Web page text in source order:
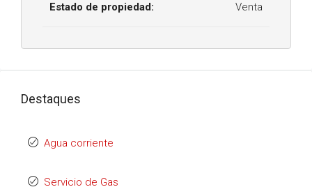
Estado de propiedad: Venta
Destaques
Agua corriente
Servicio de Gas